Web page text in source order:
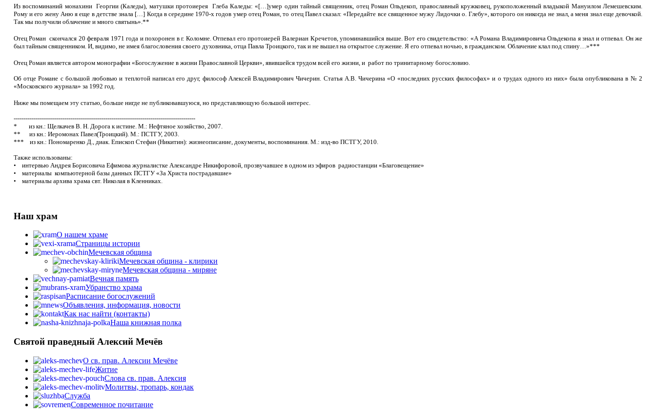
Из воспоминаний монахини Георгии (Каледы), матушки протоиерея Глеба Каледы: «[…]умер один тайный священник, отец Роман Ольдекоп, православный кружковец, рукоположенный владыкой Мануилом Лемешевским.
Рому и его жену Аню я еще в детстве знала […] Когда в середине 1970-х годов умер отец Роман, то отец Павел сказал: «Передайте все священное мужу Лидочки о. Глебу», которого он никогда не знал, а меня знал еще девочкой.
Так мы получили облачение и много святынь».**
Отец Роман скончался 20 февраля 1971 года и похоронен в г. Коломне. Отпевал его протоиерей Валериан Кречетов, упоминавшийся выше. Вот его свидетельство: «А Романа Владимировича Ольдекопа я знал и отпевал. Он же
был тайным священником. И, видимо, не имея благословения своего духовника, отца Павла Троицкого, так и не вышел на открытое служение. Я его отпевал ночью, в гражданском. Облачение клал под спину…»***
Отец Роман является автором монографии «Богослужение в жизни Православной Церкви», явившейся трудом всей его жизни, и работ по тринитарному богословию.
Об отце Романе с большой любовью и теплотой написал его друг, философ Алексей Владимирович Чичерин. Статья А.В. Чичерина «О «последних русских философах» и о трудах одного из них» была опубликована в № 2
«Московского журнала» за 1992 год.
Ниже мы помещаем эту статью, больше нигде не публиковавшуюся, но представляющую большой интерес.
---------------------------------------------------------------------------------------------
* из кн.: Щелкачев В. Н. Дорога к истине. М.: Нефтяное хозяйство, 2007.
** из кн.: Иеромонах Павел(Троицкий). М.: ПСТГУ, 2003.
*** из кн.: Пономаренко Д., диак. Епископ Стефан (Никитин): жизнеописание, документы, воспоминания. М.: изд-во ПСТГУ, 2010.
Также использованы:
• интервью Андрея Борисовича Ефимова журналистке Александре Никифоровой, прозвучавшее в одном из эфиров радиостанции «Благовещение»
• материалы компьютерной базы данных ПСТГУ «За Христа пострадавшие»
• материалы архива храма свт. Николая в Кленниках.
Наш храм
О нашем храме
Страницы истории
Мечевская община
Мечевская община - клирики
Мечевская община - миряне
Вечная память
Убранство храма
Расписание богослужений
Объявления, информация, новости
Как нас найти (контакты)
Наша книжная полка
Святой праведный Алексий Мечёв
О св. прав. Алексии Мечёве
Житие
Слова св. прав. Алексия
Молитвы, тропарь, кондак
Служба
Cовременное почитание